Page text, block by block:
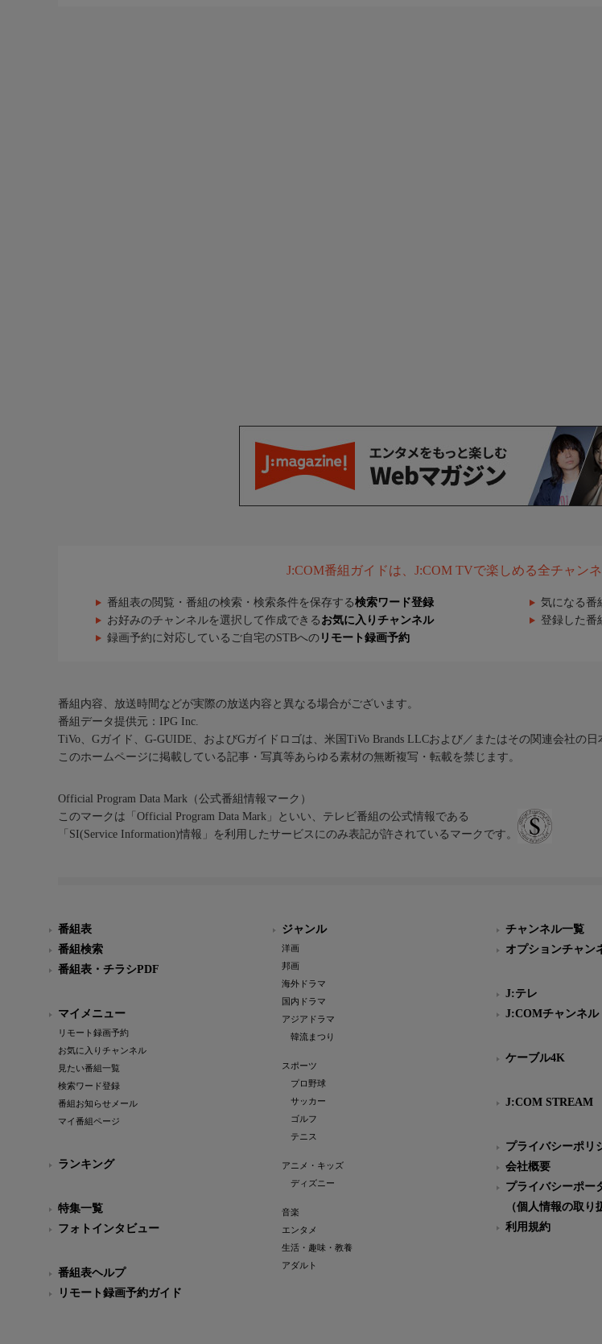
J:COM番組ガイドは、J:COM TVで楽しめる全チャン
番組表の閲覧・番組の検索・検索条件を保存する検索ワード登録 気になる番
お好みのチャンネルを選択して作成できる お気に入りチャンネル 登録した番
録画予約に対応しているご自宅のSTBへの リモート録画予約
番組内容、放送時間などが実際の放送内容と異なる場合がございます。
番組データ提供元：IPG Inc.
TiVo、Gガイド、G-GUIDE、およびGガイドロゴは、米国TiVo Brands LLCおよび／またはその関連会社の
このホームページに掲載している記事・写真等あらゆる素材の無断複写・転載を禁じます。
Official Program Data Mark（公式番組情報マーク）
このマークは「Official Program Data Mark」といい、テレビ番組の公式情報である
「SI(Service Information)情報」を利用したサービスにのみ表記が許されているマークです。
番組表
番組検索
番組表・チラシPDF
マイメニュー
リモート録画予約
お気に入りチャンネル
見たい番組一覧
検索ワード登録
番組お知らせメール
マイ番組ページ
ランキング
特集一覧
フォトインタビュー
番組表ヘルプ
リモート録画予約ガイド
ジャンル
洋画
邦画
海外ドラマ
国内ドラマ
アジアドラマ
韓流まつり
スポーツ
プロ野球
サッカー
ゴルフ
テニス
アニメ・キッズ
ディズニー
音楽
エンタメ
生活・趣味・教養
アダルト
チャンネル一覧
オプションチャン
J:テレ
J:COMチャンネル
ケーブル4K
J:COM STREAM
プライバシーポリ
会社概要
プライバシーポー
（個人情報の取り
利用規約